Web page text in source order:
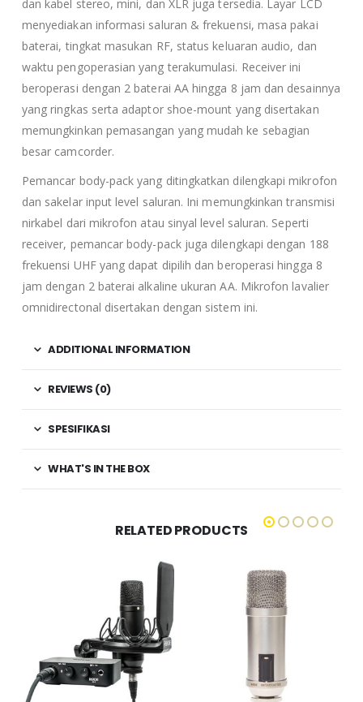
dan kabel stereo, mini, dan XLR juga tersedia. Layar LCD
menyediakan informasi saluran & frekuensi, masa pakai
baterai, tingkat masukan RF, status keluaran audio, dan
waktu pengoperasian yang terakumulasi. Receiver ini
beroperasi dengan 2 baterai AA hingga 8 jam dan desainnya
yang ringkas serta adaptor shoe-mount yang disertakan
memungkinkan pemasangan yang mudah ke sebagian
besar camcorder.
Pemancar body-pack yang ditingkatkan dilengkapi mikrofon
dan sakelar input level saluran. Ini memungkinkan transmisi
nirkabel dari mikrofon atau sinyal level saluran. Seperti
receiver, pemancar body-pack juga dilengkapi dengan 188
frekuensi UHF yang dapat dipilih dan beroperasi hingga 8
jam dengan 2 baterai alkaline ukuran AA. Mikrofon lavalier
omnidirectonal disertakan dengan sistem ini.
ADDITIONAL INFORMATION
REVIEWS (0)
SPESIFIKASI
WHAT'S IN THE BOX
RELATED PRODUCTS